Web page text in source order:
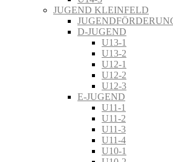
JUGEND KLEINFELD
D-JUGEND
U13-1
U13-2
U12-1
U12-2
U12-3
E-JUGEND
U11-1
U11-2
U11-3
U11-4
U10-1